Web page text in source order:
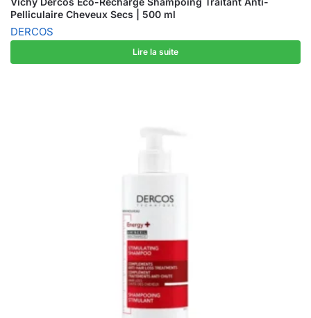
Pelliculaire Cheveux Secs | 500 ml
DERCOS
Lire la suite